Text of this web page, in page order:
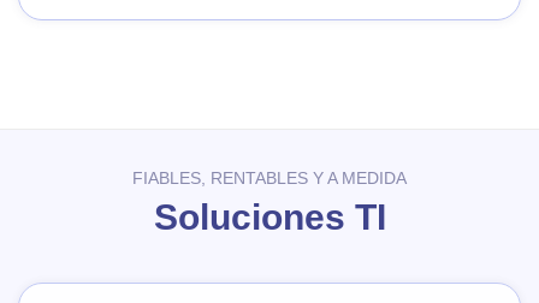
FIABLES, RENTABLES Y A MEDIDA
Soluciones TI